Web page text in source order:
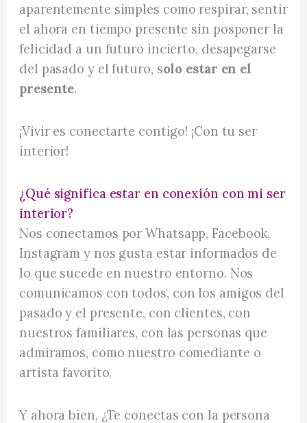
aparentemente simples como respirar, sentir
el ahora en tiempo presente sin posponer la
felicidad a un futuro incierto, desapegarse
del pasado y el futuro, solo estar en el
presente.
¡Vivir es conectarte contigo! ¡Con tu ser
interior!
¿Qué significa estar en conexión con mi ser
interior?
Nos conectamos por Whatsapp, Facebook,
Instagram y nos gusta estar informados de
lo que sucede en nuestro entorno. Nos
comunicamos con todos, con los amigos del
pasado y el presente, con clientes, con
nuestros familiares, con las personas que
admiramos, como nuestro comediante o
artista favorito.
Y ahora bien, ¿Te conectas con la persona